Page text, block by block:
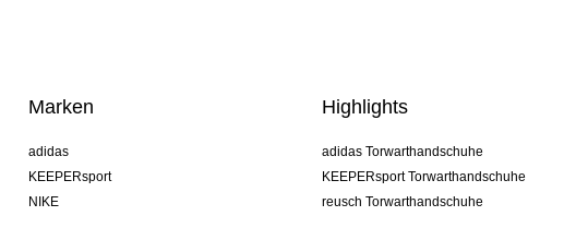
Marken
adidas
KEEPERsport
NIKE
Highlights
adidas Torwarthandschuhe
KEEPERsport Torwarthandschuhe
reusch Torwarthandschuhe